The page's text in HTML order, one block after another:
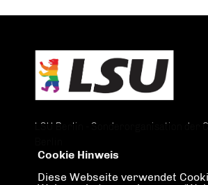
LSU Berlin - Sonderorganisation der
Cookie Hinweis
Diese Webseite verwendet